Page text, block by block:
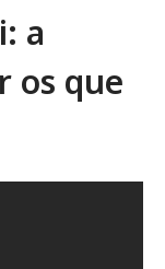
a
os que